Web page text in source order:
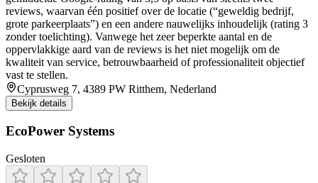
reviews, waarvan één positief over de locatie (“geweldig bedrijf,
grote parkeerplaats”) en een andere nauwelijks inhoudelijk (rating 3
zonder toelichting). Vanwege het zeer beperkte aantal en de
oppervlakkige aard van de reviews is het niet mogelijk om de
kwaliteit van service, betrouwbaarheid of professionaliteit objectief
vast te stellen.
Cyprusweg 7, 4389 PW Ritthem, Nederland
Bekijk details
EcoPower Systems
Gesloten